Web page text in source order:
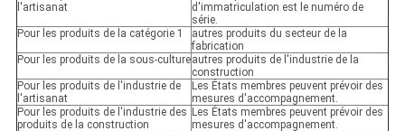
l'artisanat
d'immatriculation est le numéro de
série.
Pour les produits de la catégorie 1
autres produits du secteur de la
fabrication
Pour les produits de la sous-cultureautres produits de l'industrie de la
construction
Pour les produits de l'industrie de
l'artisanat
Les États membres peuvent prévoir des
mesures d'accompagnement.
Pour les produits de l'industrie des
produits de la construction
Les États membres peuvent prévoir des
mesures d'accompagnement.